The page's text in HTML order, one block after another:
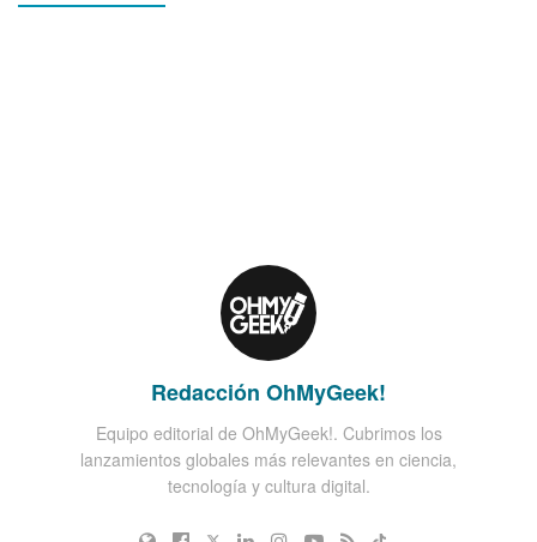
Redacción OhMyGeek!
Equipo editorial de OhMyGeek!. Cubrimos los
lanzamientos globales más relevantes en ciencia,
tecnología y cultura digital.